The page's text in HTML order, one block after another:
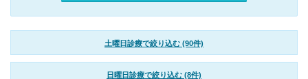
土曜日診療で絞り込む (90件)
日曜日診療で絞り込む (8件)